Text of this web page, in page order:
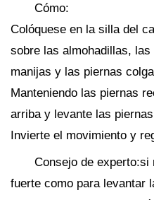
Cómo:
Colóquese en la silla del
sobre las almohadillas,
manijas y las piernas
Manteniendo las piernas
arriba y levante las
Invierte el movimiento y
Consejo de
fuerte como para levantar